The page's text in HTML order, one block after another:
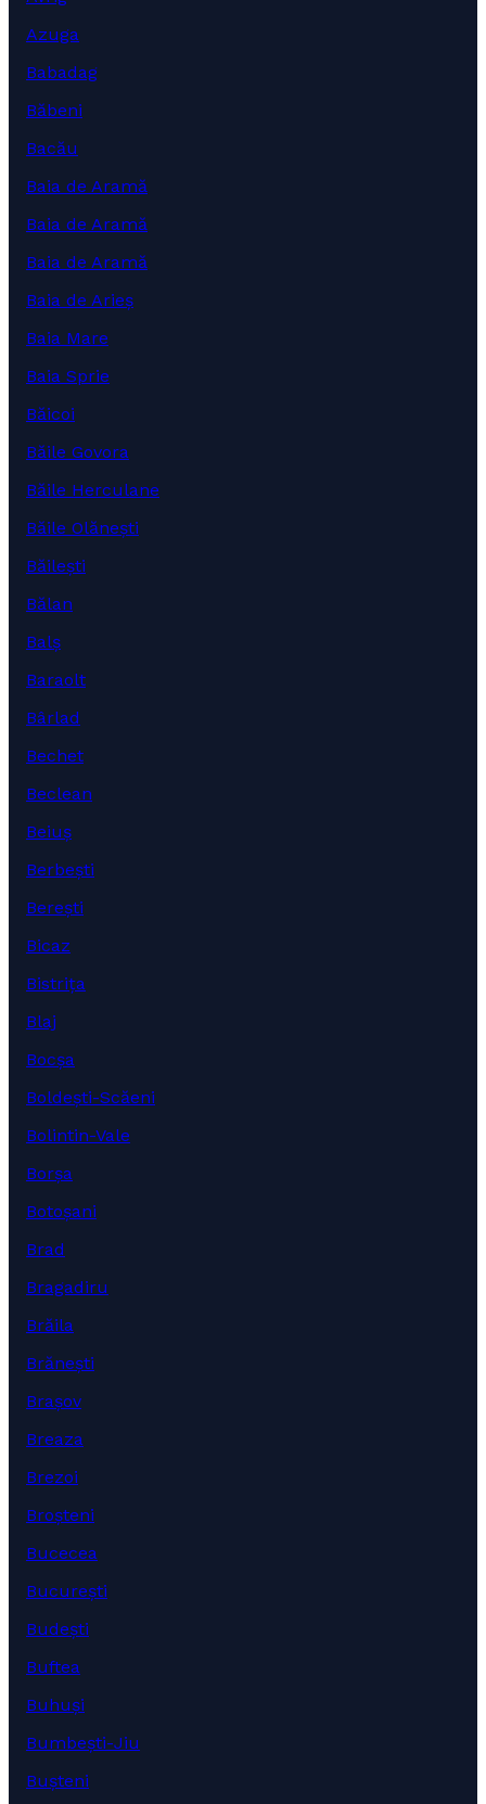
Azuga
Babadag
Băbeni
Bacău
Baia de Aramă
Baia de Aramă
Baia de Aramă
Baia de Arieș
Baia Mare
Baia Sprie
Băicoi
Băile Govora
Băile Herculane
Băile Olănești
Băilești
Bălan
Balș
Baraolt
Bârlad
Bechet
Beclean
Beiuș
Berbești
Berești
Bicaz
Bistrița
Blaj
Bocșa
Boldești-Scăeni
Bolintin-Vale
Borșa
Botoșani
Brad
Bragadiru
Brăila
Brănești
Brașov
Breaza
Brezoi
Broșteni
Bucecea
București
Budești
Buftea
Buhuși
Bumbești-Jiu
Bușteni